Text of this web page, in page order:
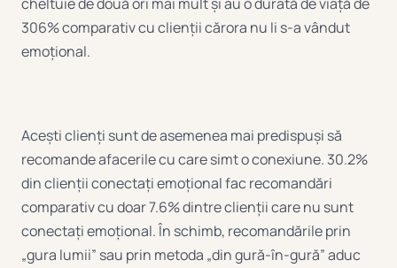
306% comparativ cu clienții cărora nu li s-a vândut
emoțional.
Acești clienți sunt de asemenea mai predispuși să
recomande afacerile cu care simt o conexiune. 30.2%
din clienții conectați emoțional fac recomandări
comparativ cu doar 7.6% dintre clienții care nu sunt
conectați emoțional. În schimb, recomandările prin
„gura lumii” sau prin metoda „din gură-în-gură” aduc